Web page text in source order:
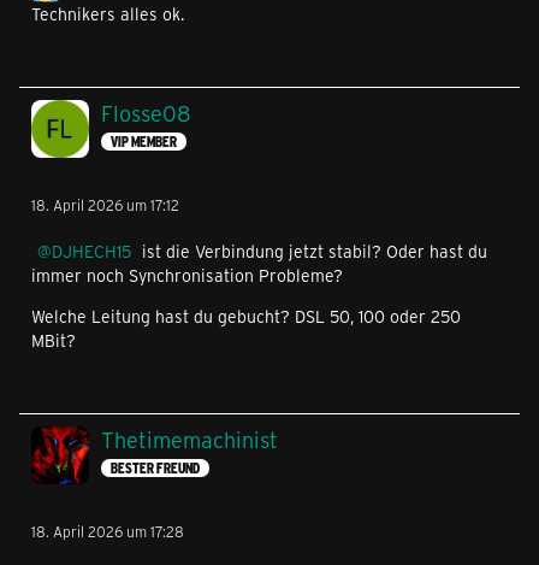
Technikers alles ok.
Flosse08
VIP MEMBER
18. April 2026 um 17:12
DJHECH15 ist die Verbindung jetzt stabil? Oder hast du
immer noch Synchronisation Probleme?
Welche Leitung hast du gebucht? DSL 50, 100 oder 250
MBit?
Thetimemachinist
BESTER FREUND
18. April 2026 um 17:28